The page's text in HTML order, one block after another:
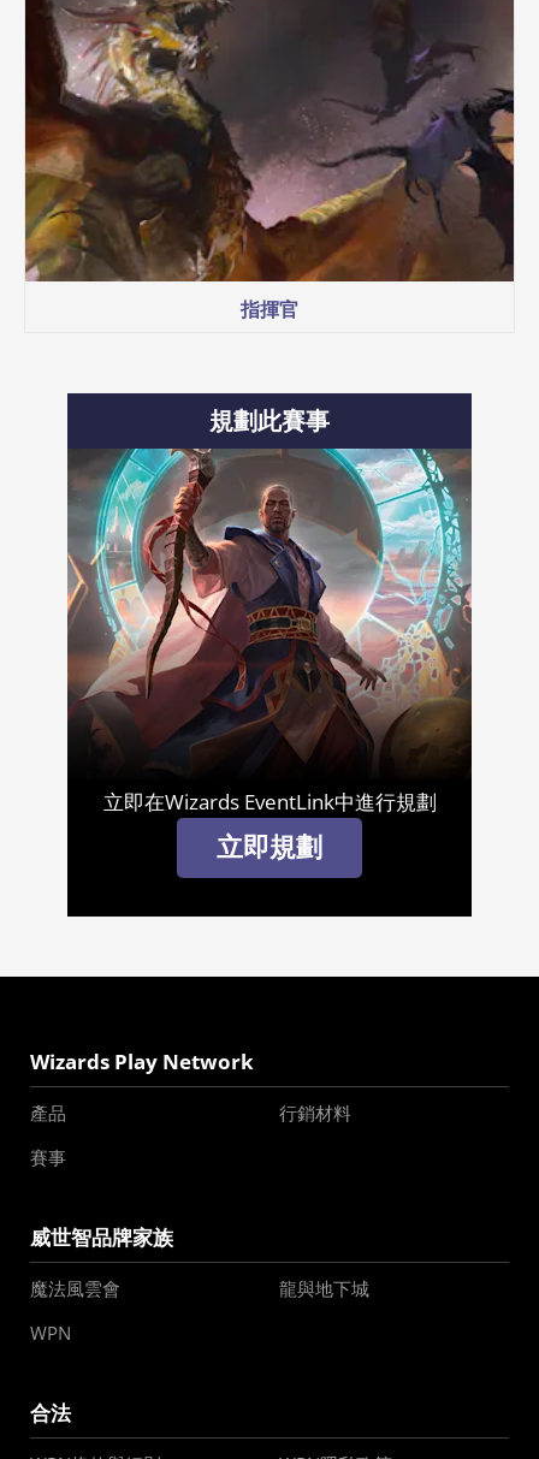
指揮官
規劃此賽事
立即在Wizards EventLink中進行規劃
立即規劃
Wizards Play Network
產品
行銷材料
賽事
威世智品牌家族
魔法風雲會
龍與地下城
WPN
合法